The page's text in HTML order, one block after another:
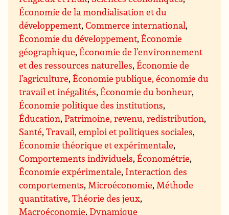
Économie de la mondialisation et du
développement,Commerce international,
Économie du développement,Économie
géographique,Économie de l’environnement
et des ressources naturelles,Économie de
l’agriculture,Économie publique, économie du
travail et inégalités,Économie du bonheur,
Économie politique des institutions,
Éducation,Patrimoine, revenu, redistribution,
Santé,Travail, emploi et politiques sociales,
Économie théorique et expérimentale,
Comportements individuels,Économétrie,
Économie expérimentale, Interaction des
comportements, Microéconomie, Méthode
quantitative,Théorie des jeux,
Macroéconomie,Dynamique